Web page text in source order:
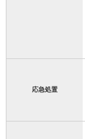
応急処置